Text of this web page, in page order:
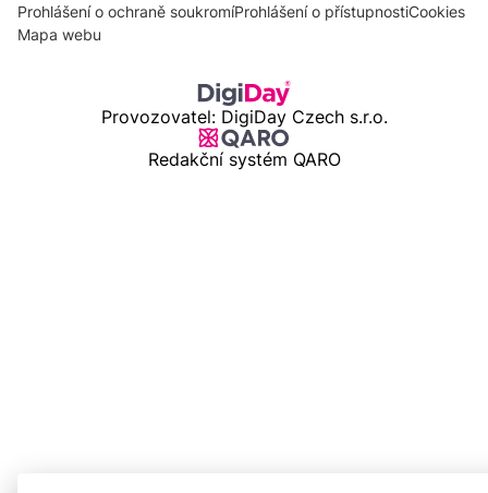
Prohlášení o ochraně soukromíProhlášení o přístupnostiCookies
Mapa webu
Provozovatel: DigiDay Czech s.r.o.
Redakční systém QARO